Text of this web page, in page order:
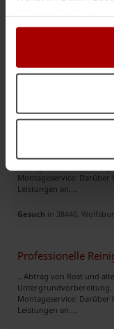
gesammelt haben.
Leistungen an. ..
.. Abtrag von Rost und
Montageservice:
Leistungen an. ..
Gesuch in 38440,
.. Abtrag von Rost und
Untergrundvorbereitung.
Montageservice:
Leistungen an. ..